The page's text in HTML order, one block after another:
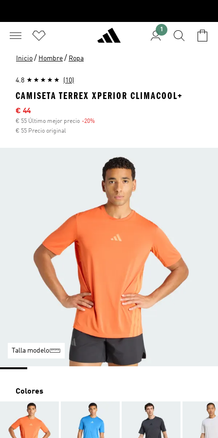
1
Inicio / Hombre / Ropa
4.8 (10)
CAMISETA TERREX XPERIOR CLIMACOOL+
Precio rebajado
€ 44
€ 55 Último mejor precio -20%
€ 55 Precio original
Talla modelo
Colores